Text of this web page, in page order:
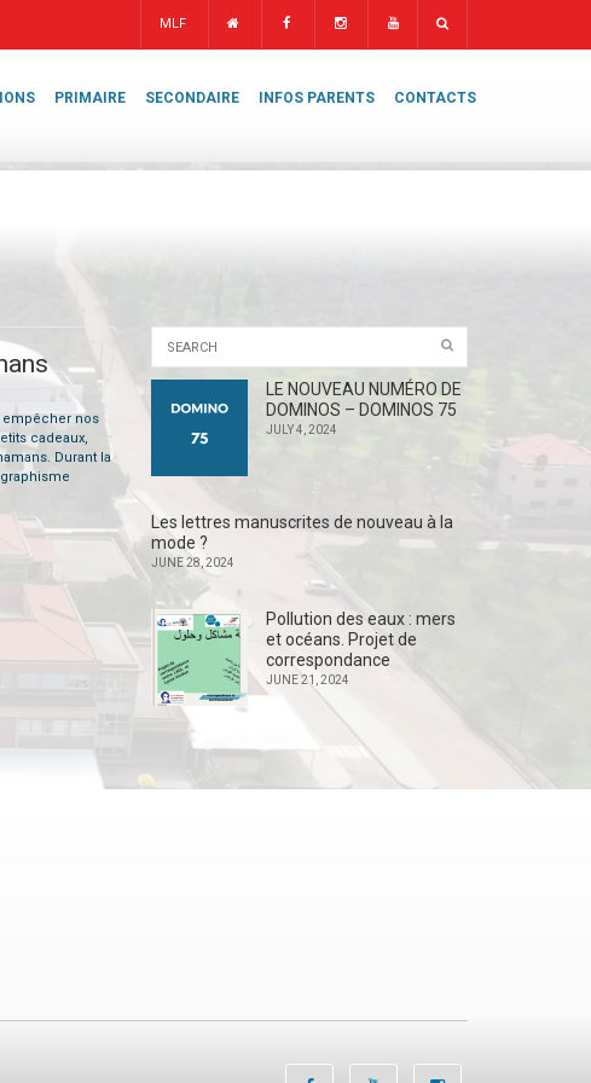
MLF
PRIMAIRE SECONDAIRE INFOS PARENTS CONTACTS
empêcher nos
cadeaux,
Durant la
LE NOUVEAU NUMÉRO DE
DOMINOS – DOMINOS 75
JULY 4, 2024
Les lettres manuscrites de nouveau à la
mode ?
JUNE 28, 2024
Pollution des eaux : mers
et océans. Projet de
correspondance
JUNE 21, 2024